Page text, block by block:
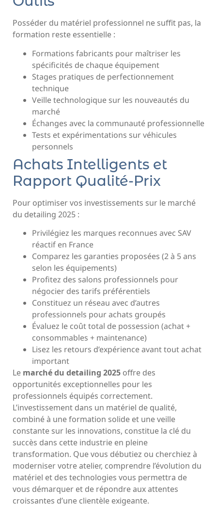
Posséder du matériel professionnel ne suffit pas, la
formation reste essentielle :
Formations fabricants pour maîtriser les
spécificités de chaque équipement
Stages pratiques de perfectionnement
technique
Veille technologique sur les nouveautés du
marché
Échanges avec la communauté professionnelle
Tests et expérimentations sur véhicules
personnels
Achats Intelligents et
Rapport Qualité-Prix
Pour optimiser vos investissements sur le marché
du detailing 2025 :
Privilégiez les marques reconnues avec SAV
réactif en France
Comparez les garanties proposées (2 à 5 ans
selon les équipements)
Profitez des salons professionnels pour
négocier des tarifs préférentiels
Constituez un réseau avec d’autres
professionnels pour achats groupés
Évaluez le coût total de possession (achat +
consommables + maintenance)
Lisez les retours d’expérience avant tout achat
important
Le marché du detailing 2025 offre des
opportunités exceptionnelles pour les
professionnels équipés correctement.
L’investissement dans un matériel de qualité,
combiné à une formation solide et une veille
constante sur les innovations, constitue la clé du
succès dans cette industrie en pleine
transformation. Que vous débutiez ou cherchiez à
moderniser votre atelier, comprendre l’évolution du
matériel et des technologies vous permettra de
vous démarquer et de répondre aux attentes
croissantes d’une clientèle exigeante.